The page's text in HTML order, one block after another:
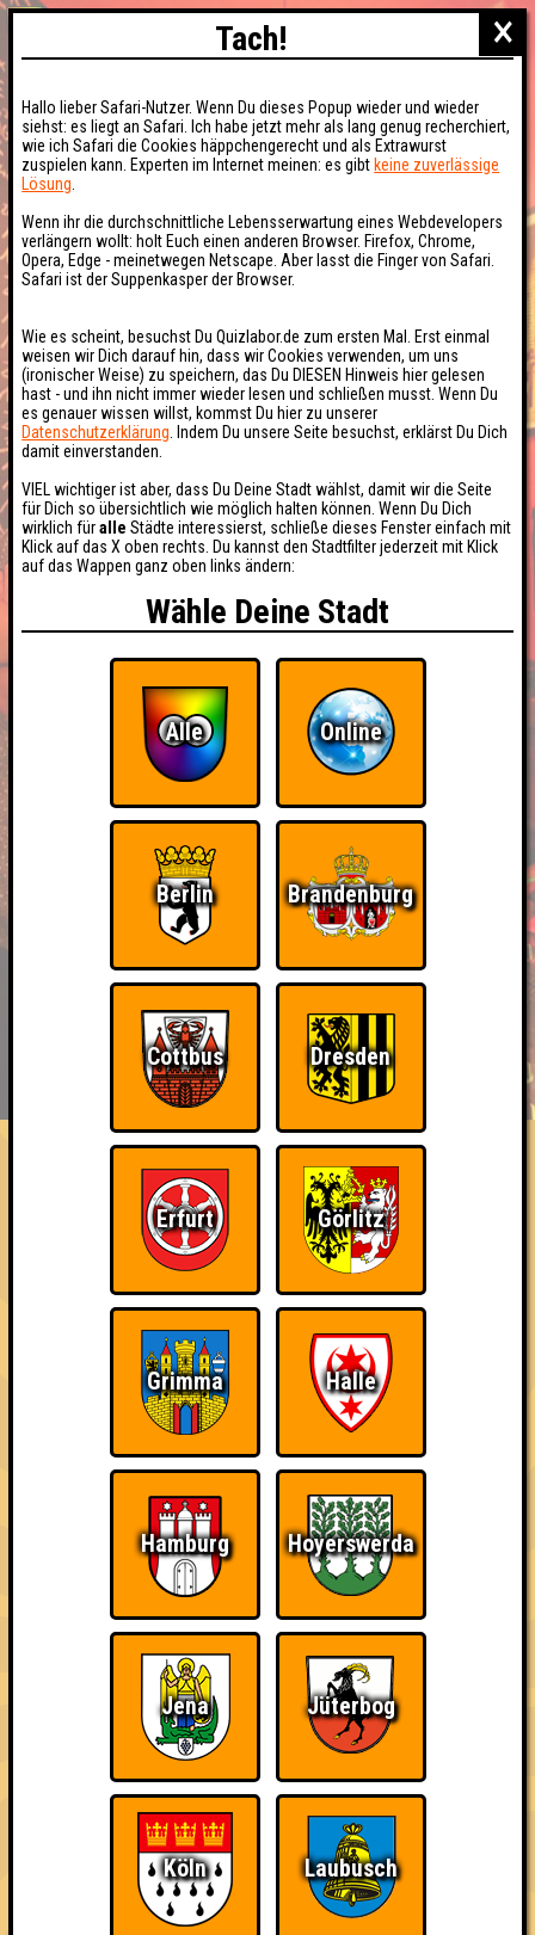
HIGHSCORE RESERVIERUNG
FAQ ÜBER UNS
Quizlabor Dresden #35
Die Quiz Boys! · 03.08.2022 · Citybeach
Angemeldete Teams
1. The Schwenkmans
12 40
2. One Night in Autofill Passierschein A38
2. You're a Quizzard, Harry!
14 13 38
2. Am Arsch der Hölle
14 12 38
×
Tach!
Hallo lieber Safari-Nutzer. Wenn Du dieses Popup wieder und wieder
siehst: es liegt an Safari. Ich habe jetzt mehr als lang genug recherchiert,
wie ich Safari die Cookies häppchengerecht und als Extrawurst
zuspielen kann. Experten im Internet meinen: es gibt keine zuverlässige
Lösung
Wenn ihr die durchschnittliche Lebensserwartung eines Webdevelopers
verlängern wollt: holt Euch einen anderen Browser. Firefox, Chrome,
Opera, Edge - meinetwegen Netscape. Aber lasst die Finger von Safari.
Safari ist der Suppenkasper der Browser.
Wie es scheint, besuchst Du Quizlabor.de zum ersten Mal. Erst einmal
weisen wir Dich darauf hin, dass wir Cookies verwenden, um uns
(ironischer Weise) zu speichern, das Du DIESEN Hinweis hier gelesen
hast - und ihn nicht immer wieder lesen und schließen musst. Wenn Du
es genauer wissen willst, kommst Du hier zu unserer
Datenschutzerklärung . Indem Du unsere Seite besuchst, erklärst Du Dich
damit einverstanden.
VIEL wichtiger ist aber, dass Du Deine Stadt wählst, damit wir die Seite
für Dich so übersichtlich wie möglich halten können. Wenn Du Dich
wirklich füralle Städte interessierst, schließe dieses Fenster einfach mit
Klick auf das X oben rechts. Du kannst den Stadtfilter jederzeit mit Klick
auf das Wappen ganz oben links ändern:
Wähle Deine Stadt
Alle Online
Berlin Brandenburg
Cottbus Dresden
Erfurt Görlitz
Grimma Halle
Hamburg Hoyerswerda
Jena Jüterbog
Köln Laubusch